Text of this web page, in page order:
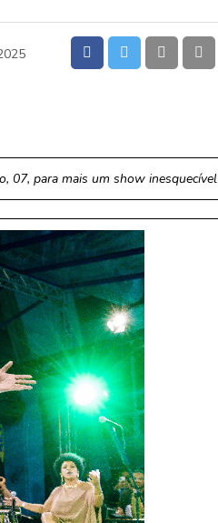
07, para mais um show inesquecível